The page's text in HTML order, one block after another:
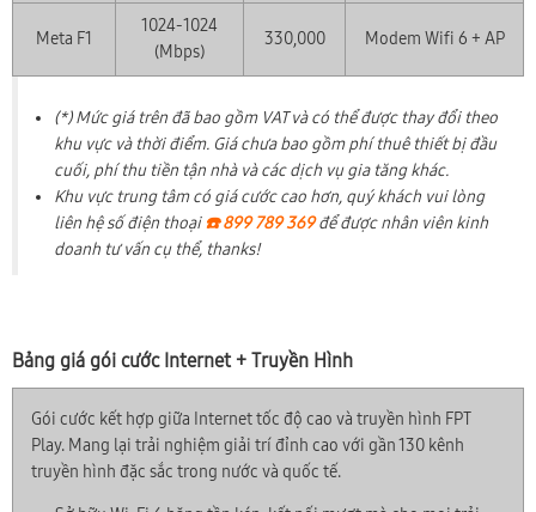
Meta F1
1024-1024
(Mbps)
330,000 Modem Wifi 6 + AP
(*) Mức giá trên đã bao gồm VAT và có thể được thay đổi theo
khu vực và thời điểm. Giá chưa bao gồm phí thuê thiết bị đầu
cuối, phí thu tiền tận nhà và các dịch vụ gia tăng khác.
Khu vực trung tâm có giá cước cao hơn, quý khách vui lòng
liên hệ số điện thoại☎️ 899 789 369để được nhân viên kinh
doanh tư vấn cụ thể, thanks!
Bảng giá gói cước Internet + Truyền Hình
Gói cước kết hợp giữa Internet tốc độ cao và truyền hình FPT
Play. Mang lại trải nghiệm giải trí đỉnh cao với gần 130 kênh
truyền hình đặc sắc trong nước và quốc tế.